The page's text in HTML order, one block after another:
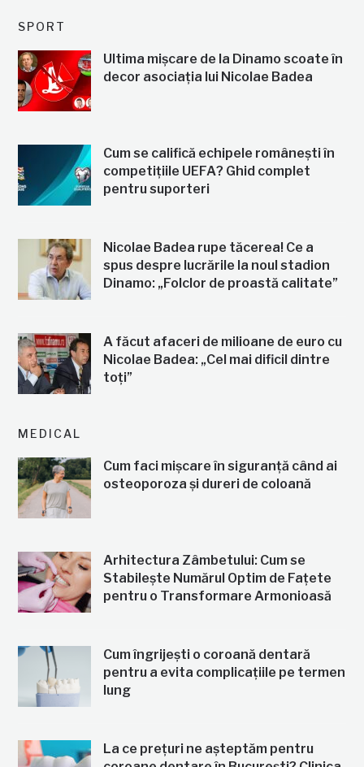
SPORT
Ultima mișcare de la Dinamo scoate în
decor asociația lui Nicolae Badea
Cum se califică echipele românești în
competițiile UEFA? Ghid complet
pentru suporteri
Nicolae Badea rupe tăcerea! Ce a
spus despre lucrările la noul stadion
Dinamo: „Folclor de proastă calitate”
A făcut afaceri de milioane de euro cu
Nicolae Badea: „Cel mai dificil dintre
toți”
MEDICAL
Cum faci mișcare în siguranță când ai
osteoporoza și dureri de coloană
Arhitectura Zâmbetului: Cum se
Stabilește Numărul Optim de Fațete
pentru o Transformare Armonioasă
Cum îngrijești o coroană dentară
pentru a evita complicațiile pe termen
lung
La ce prețuri ne așteptăm pentru